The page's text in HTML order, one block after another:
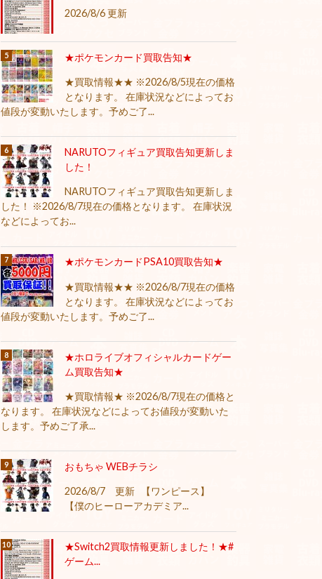
2026/8/6 更新
★ポケモンカード買取告知★
★買取情報★★ ※2026/8/5現在の価格
となります。 在庫状況などによってお
値段が変動いたします。予めご了...
NARUTOフィギュア買取告知更新しま
した！
NARUTOフィギュア買取告知更新しま
した！ ※2026/8/7現在の価格となります。 在庫状況
などによってお...
★ポケモンカードPSA10買取告知★
★買取情報★★ ※2026/8/7現在の価格
となります。 在庫状況などによってお
値段が変動いたします。予めご了...
★ホロライブオフィシャルカードゲー
ム買取告知★
★買取情報★ ※2026/8/7現在の価格と
なります。 在庫状況などによってお値段が変動いた
します。予めご了承...
おもちゃ WEBチラシ
2026/8/7 更新 【ワンピース】
【僕のヒーローアカデミア...
★Switch2買取情報更新しました！★#
ゲーム...